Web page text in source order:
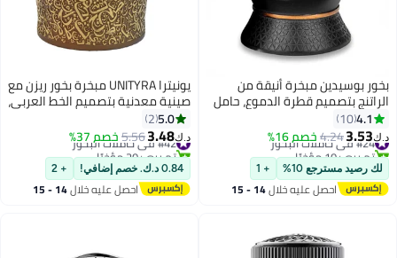
بوسيدين مبخرة أنيقة من
بتصميم قطرة الدموع، حامل
مع مبخرة صينية معدنية
والعلاج العطري وغرفة النوم
والمكتب
4.1
10
3.53
4.24 خصم 16% البخور
بيع +10 مؤخرًا
البخور مسترجع 10% + 1
احصل عليه خلال 14 - 15
يونيترا UNITYRA مبخرة بخور ريزن مع
صينية معدنية بتصميم الخط العربي،
مبخرة عود وإنسنس للديكور
المنزلي والعلاج العطري والتأمل
والمكتب
5.0
2
3.48
5.56 خصم 37% #42 في حاملات البخور
تم بيع +20 مؤخرًا
#42 في حاملات البخور + 2
احصل عليه خلال 14 - 15